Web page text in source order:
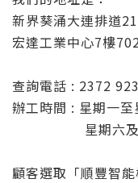
新界葵涌大連排道
宏達工業中心7樓
查詢電話 : 2372
辦工時間 : 星期一
星期六及星朝
顧客選取「順豐智